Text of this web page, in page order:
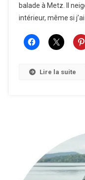
balade à Metz. Il
intérieur, même si
Lire la suite